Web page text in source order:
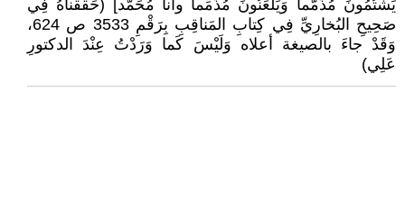
يَشْتُمُونَ مُذَمَّماً وَيَلْعَنُونَ مُذَمِّماً وأنا مُحَمَّد] (حَقَّقْناهُ فِي
صَحِيحِ البُخارِيِّ فِي كِتابِ المَناقِبِ بِرَقْمِ 3533 ص 624،
وَقَدْ جاءَ بالصيغة أعلاه وَلَيْسَ كَما وَرَدْتُ عِنْدَ الدكتورِ
عَلِي)